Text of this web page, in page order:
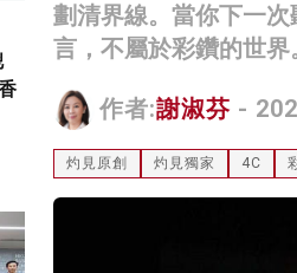
劃清界線。當你下一
言，不屬於彩鑽的世界
作者:謝淑芬 -
灼見原創 灼見獨家 4C